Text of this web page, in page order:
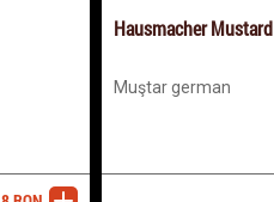
Hausmacher Mustard
Muştar german